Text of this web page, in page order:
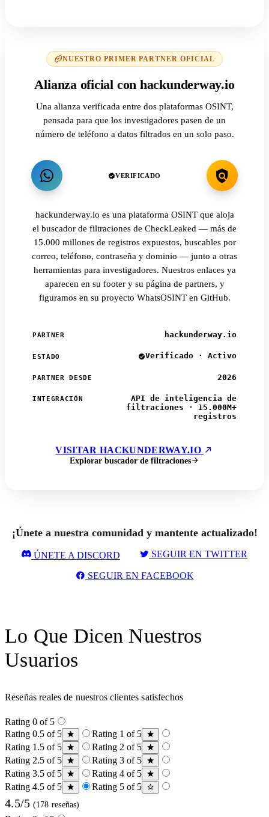
NUESTRO PRIMER PARTNER OFICIAL
Alianza oficial con hackunderway.io
Una alianza verificada entre dos plataformas OSINT,
pensada para que los investigadores pasen de un
número de teléfono a datos filtrados en un solo paso.
VERIFICADO
hackunderway.io es una plataforma OSINT que aloja
el buscador de filtraciones de CheckLeaked — más de
15.000 millones de registros expuestos, buscables por
correo, teléfono, contraseña y dominio — junto a otras
herramientas para investigadores. Nuestros enlaces ya
aparecen en su footer y su página de partners, y
figuramos en su proyecto WhatsOSINT en GitHub.
PARTNER hackunderway.io
ESTADO Verificado · Activo
PARTNER DESDE 2026
INTEGRACIÓN
API de inteligencia de
filtraciones · 15.000M+
registros
VISITAR HACKUNDERWAY.IO
Explorar buscador de filtraciones
¡Únete a nuestra comunidad y mantente actualizado!
ÚNETE A DISCORD SEGUIR EN TWITTER
SEGUIR EN FACEBOOK
Lo Que Dicen Nuestros
Usuarios
Reseñas reales de nuestros clientes satisfechos
Rating 0 of 5
Rating 0.5 of 5
Rating 1 of 5
Rating 1.5 of 5
Rating 2 of 5
Rating 2.5 of 5
Rating 3 of 5
Rating 3.5 of 5
Rating 4 of 5
Rating 4.5 of 5
Rating 5 of 5
4.5/5 (178 reseñas)